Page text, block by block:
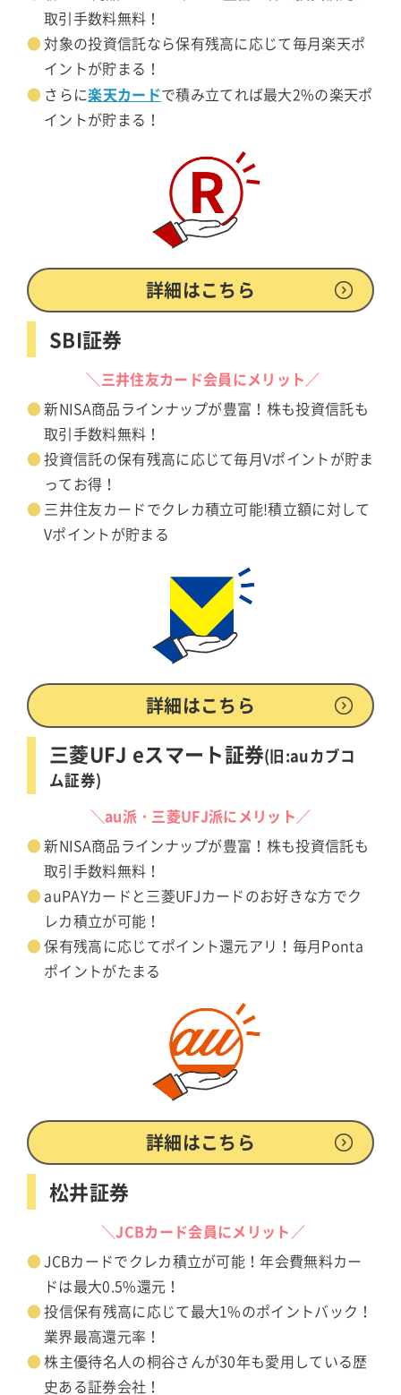
取引手数料無料！
対象の投資信託なら保有残高に応じて毎月楽天ポ
イントが貯まる！
さらに楽天カードで積み立てれば最大2%の楽天ポ
イントが貯まる！
詳細はこちら
SBI証券
＼三井住友カード会員にメリット／
新NISA商品ラインナップが豊富！株も投資信託も
取引手数料無料！
投資信託の保有残高に応じて毎月Vポイントが貯ま
ってお得！
三井住友カードでクレカ積立可能!積立額に対して
Vポイントが貯まる
詳細はこちら
三菱UFJ eスマート証券(旧:auカブコ
ム証券)
＼au派・三菱UFJ派にメリット／
新NISA商品ラインナップが豊富！株も投資信託も
取引手数料無料！
auPAYカードと三菱UFJカードのお好きな方でク
レカ積立が可能！
保有残高に応じてポイント還元アリ！毎月Ponta
ポイントがたまる
詳細はこちら
松井証券
＼JCBカード会員にメリット／
JCBカードでクレカ積立が可能！年会費無料カー
ドは最大0.5%還元！
投信保有残高に応じて最大1%のポイントバック！
業界最高還元率！
株主優待名人の桐谷さんが30年も愛用している歴
史ある証券会社！